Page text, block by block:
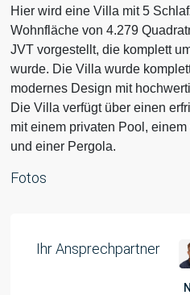
Hier wird eine Villa mit 5
Wohnfläche von 4.279
JVT vorgestellt, die komplett
wurde. Die Villa wurde
modernes Design mit
Die Villa verfügt über einen
mit einem privaten Pool,
und einer Pergola.
Fotos
Ihr Ansprechpartner